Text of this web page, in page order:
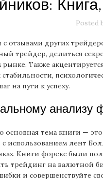
Posted
отзывами других
трейдер, делиться
Также
стабильности,
на пути к успеху.
анализу
основная тема книги —
использованием лент
Книги форекс были
трейдинг на валютной
и совершенствуйте